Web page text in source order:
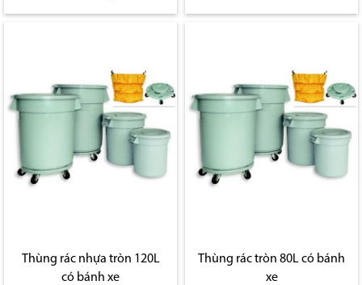
Thùng rác nhựa tròn 120L
có bánh xe
Thùng rác tròn 80L có bánh
xe